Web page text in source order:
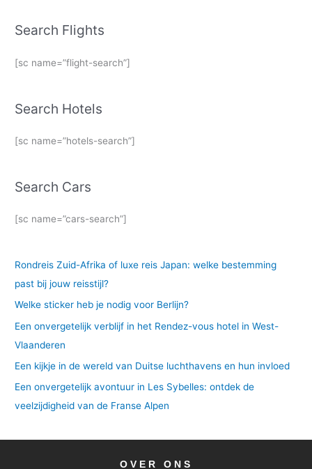
Search Flights
[sc name=”flight-search”]
Search Hotels
[sc name=”hotels-search”]
Search Cars
[sc name=”cars-search”]
Rondreis Zuid-Afrika of luxe reis Japan: welke bestemming
past bij jouw reisstijl?
Welke sticker heb je nodig voor Berlijn?
Een onvergetelijk verblijf in het Rendez-vous hotel in West-
Vlaanderen
Een kijkje in de wereld van Duitse luchthavens en hun invloed
Een onvergetelijk avontuur in Les Sybelles: ontdek de
veelzijdigheid van de Franse Alpen
OVER ONS